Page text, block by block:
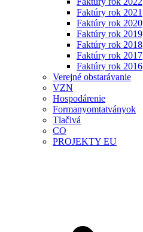
Faktúry rok 2021
Faktúry rok 2020
Faktúry rok 2019
Faktúry rok 2018
Faktúry rok 2017
Faktúry rok 2016
Verejné obstarávanie
VZN
Hospodárenie
Formanyomtatványok
Tlačivá
CO
PROJEKTY EU